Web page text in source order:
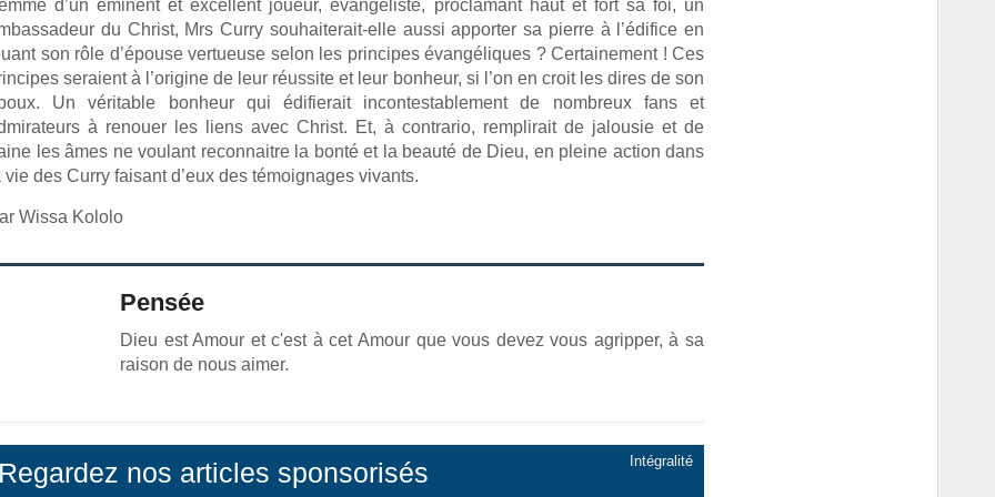
d’un éminent et excellent joueur, évangéliste, proclamant haut et fort sa foi, un
du Christ, Mrs Curry souhaiterait-elle aussi apporter sa pierre à l’édifice en
son rôle d’épouse vertueuse selon les principes évangéliques ? Certainement ! Ces
seraient à l’origine de leur réussite et leur bonheur, si l’on en croit les dires de son
Un véritable bonheur qui édifierait incontestablement de nombreux fans et
à renouer les liens avec Christ. Et, à contrario, remplirait de jalousie et de
les âmes ne voulant reconnaitre la bonté et la beauté de Dieu, en pleine action dans
vie des Curry faisant d’eux des témoignages vivants.
Wissa Kololo
Pensée
Dieu est Amour et c'est à cet Amour que vous devez vous agripper, à sa
raison de nous aimer.
Regardez nos articles sponsorisés Intégralité